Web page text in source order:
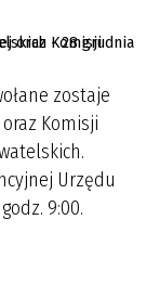
zostaje
Komisji
Urzędu
9:00.